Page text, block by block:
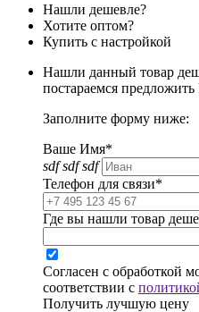
Нашли дешевле?
Хотите оптом?
Купить с настройкой
Нашли данный товар
постараемся
Заполните форму ниже:
Ваше Имя*
sdf sdf sdf
Телефон для связи*
Где вы нашли товар
Согласен с обработкой
соответствии с
Получить лучшую цену